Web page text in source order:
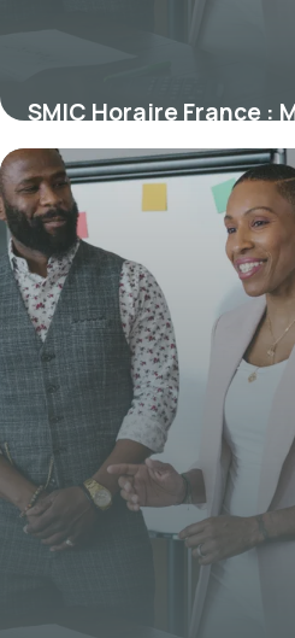
SMIC Horaire France :
2026
9 juillet 2026